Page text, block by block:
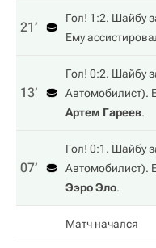
21‎’‎
Гол! 1:2. Шайбу
Ему
13‎’‎
Гол! 0:2. Шайбу
Автомобилист).
Артем Гареев.
07‎’‎
Гол! 0:1. Шайбу
Автомобилист).
Ээро Эло.
Матч начался